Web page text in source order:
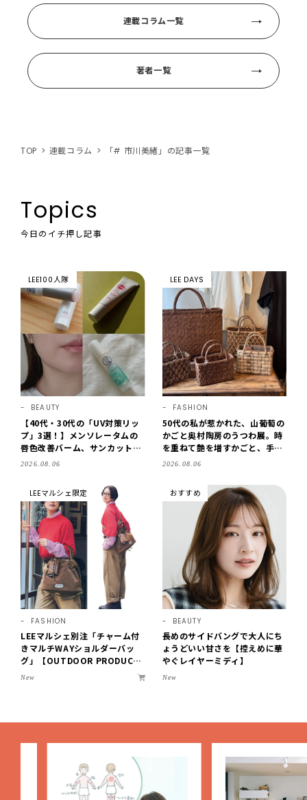
連載コラム一覧
著者一覧
TOP 連載コラム 「# 市川美緒」の記事一覧
Topics
今日のイチ押し記事
LEE100人隊
BEAUTY
【40代・30代の「UV対策リッ
プ」3選！】メンソレータムの
唇色改善バーム、サンカットな
どを「夏の紫外線対策」に愛用
2026.08.06
LEE DAYS
FASHION
50代の私が惹かれた、山葡萄の
かごと奥村陶房のうつわ展。時
を重ねて艶を増すかごと、手仕
事の美しさに出会いました。
2026.08.06
LEEマルシェ限定
FASHION
LEEマルシェ別注「チャーム付
きマルチWAYショルダーバッ
グ」【OUTDOOR PRODUCT
S ×LEE100人隊】第3弾はリッ
New
おすすめ
BEAUTY
長めのサイドバングで大人にち
ょうどいい甘さを【控えめに華
やぐレイヤーミディ】
New